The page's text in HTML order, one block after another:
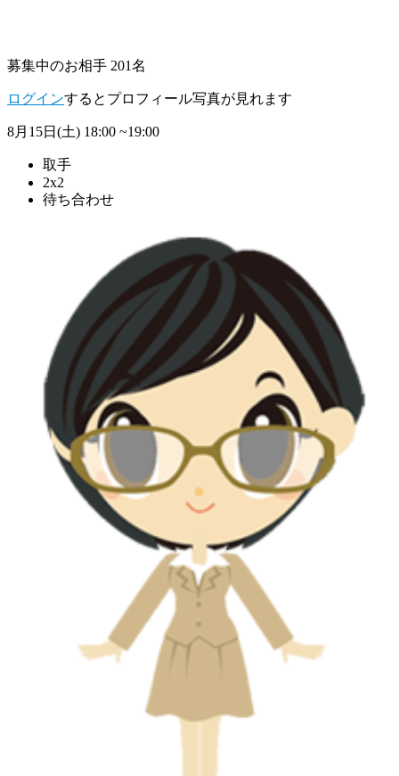
募集中のお相手 201名
ログインするとプロフィール写真が見れます
8月15日(土) 18:00 ~19:00
取手
2x2
待ち合わせ